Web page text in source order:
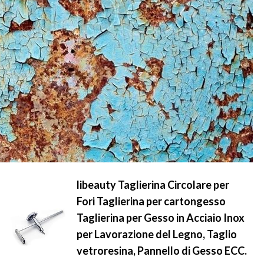
libeauty Taglierina Circolare per
Fori Taglierina per cartongesso
Taglierina per Gesso in Acciaio Inox
per Lavorazione del Legno, Taglio
vetroresina, Pannello di Gesso ECC.